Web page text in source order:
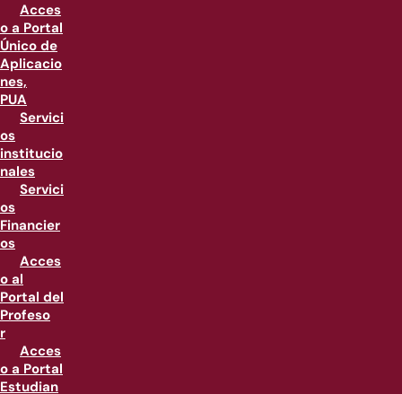
Acces
o a Portal
Único de
Aplicacio
nes,
PUA
Servici
os
institucio
nales
Servici
os
Financier
os
Acces
o al
Portal del
Profeso
r
Acces
o a Portal
Estudian